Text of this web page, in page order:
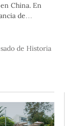
China. En
de
en
así
brinda el
de Historia